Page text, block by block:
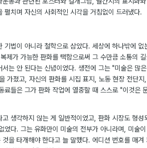
펼치며 자신의 사회적인 시각을 거침없이 드러냈다.
기법이 아니라 철학으로 삼았다. 세상에 하나밖에 없
제가 가능한 판화를 택함으로써 그 수만큼 소통의
서는 안 된다는 신념이었다. 생전에 그는 "미술은 많
가졌고, 자신의 판화를 시집 표지, 노동 현장 전단지,
료들은 그가 판화 작업에 열중할 때 스스로 "이것은
고 생각하지 않는 게 일반적이었고, 판화 시장도 형성
었다. 그는 유화만이 미술의 전부가 아니라며, 미술
것을 타개해야 한다고 늘 말했다. 에디션 번호를 매겨